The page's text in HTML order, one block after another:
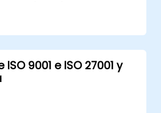
la preparación
de evaluación
cierre de auditorías bajo
e ISO/IEC 17021-1.
las
actividades en
9001 e ISO 27001 y